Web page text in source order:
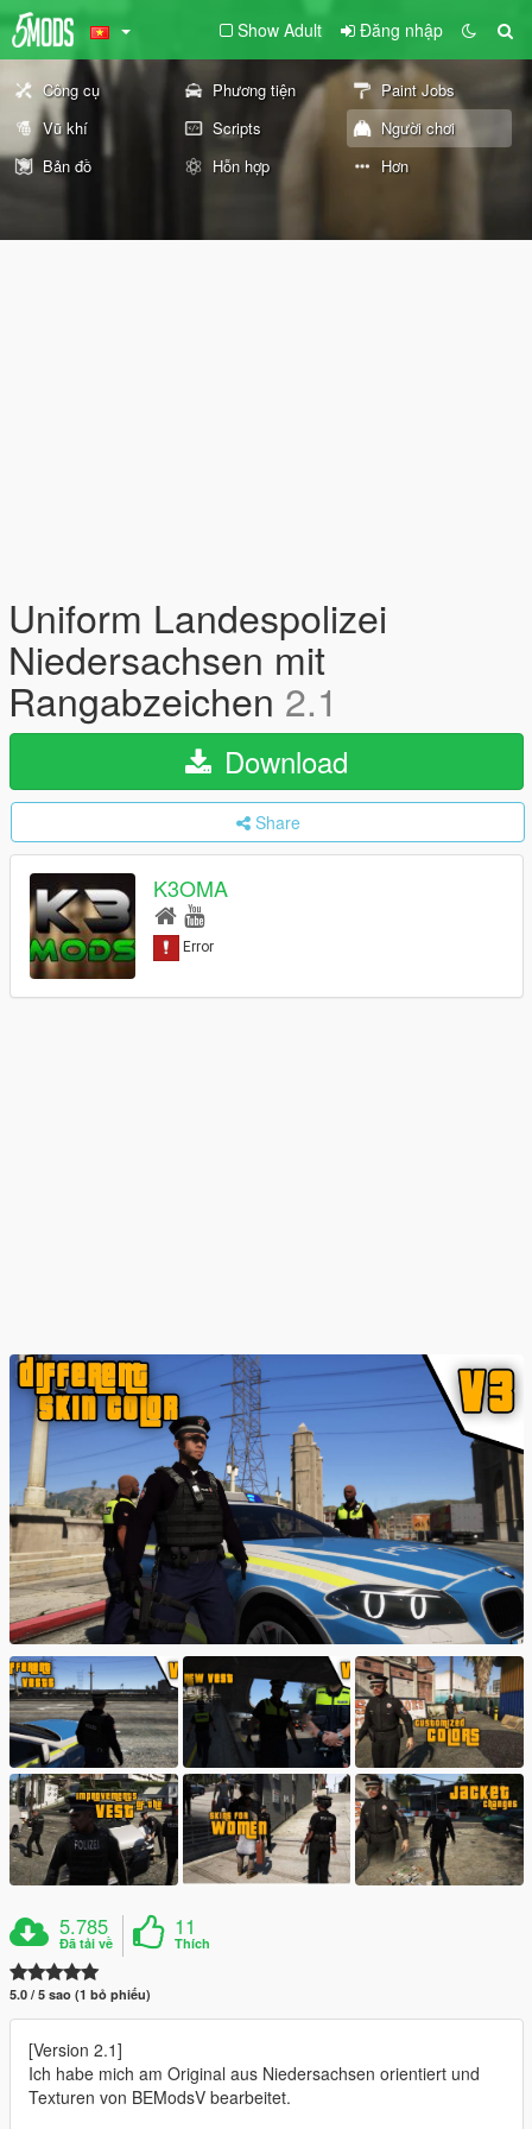
Show Adult Đăng nhập
Công cụ Phương tiện
Paint Jobs
Vũ khí
Scripts
Người chơi
Bản đồ
Hỗn hợp Hơn
Uniform Landespolizei
Niedersachsen mit
Rangabzeichen 2.1
Download
Share
K3OMA
5.785
Đã tải về
11
Thích
5.0 / 5 sao (1 bỏ phiếu)
[Version 2.1]
Ich habe mich am Original aus Niedersachsen orientiert und
Texturen von BEModsV bearbeitet.